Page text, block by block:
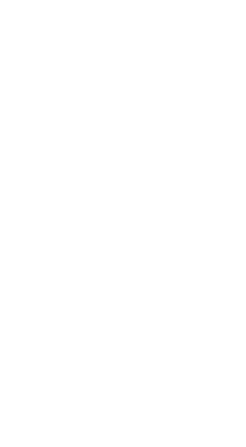
ものではありません。
荷製品に未対応品が
、2022年1月12日よ